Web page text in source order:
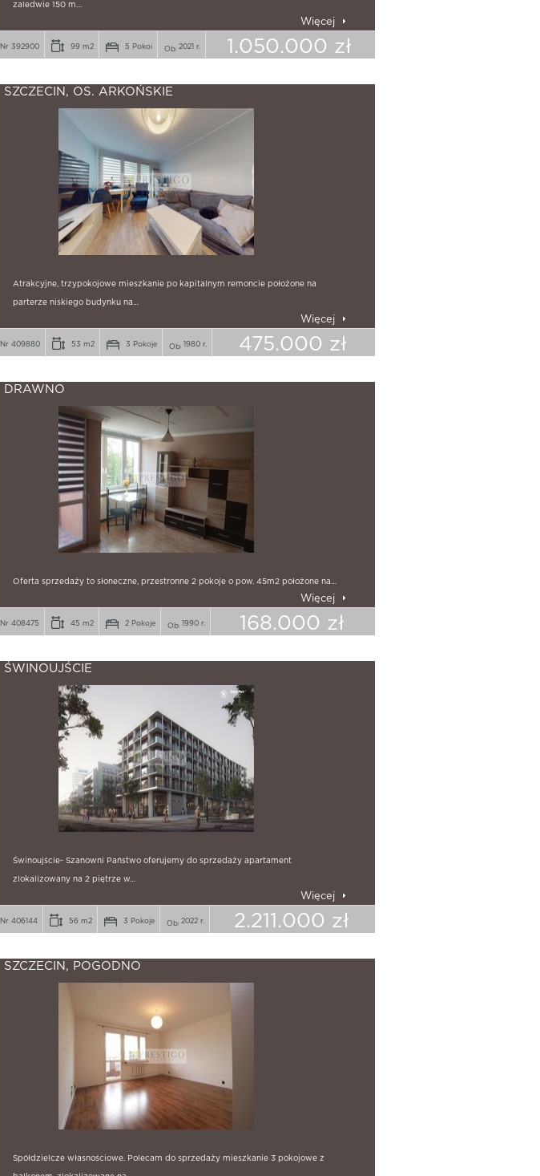
zaledwie 150 m…
Więcej
Nr 392900 99 m2 5 Pokoi 2021 r. 1.050.000 zł
SZCZECIN, OS. ARKOŃSKIE
Atrakcyjne, trzypokojowe mieszkanie po kapitalnym remoncie położone na
parterze niskiego budynku na…
Więcej
Nr 409880 53 m2 3 Pokoje 1980 r. 475.000 zł
DRAWNO
Oferta sprzedaży to słoneczne, przestronne 2 pokoje o pow. 45m2 położone na…
Więcej
Nr 408475 45 m2 2 Pokoje 1990 r. 168.000 zł
ŚWINOUJŚCIE
Świnoujście- Szanowni Państwo oferujemy do sprzedaży apartament
zlokalizowany na 2 piętrze w…
Więcej
Nr 406144 56 m2 3 Pokoje 2022 r. 2.211.000 zł
SZCZECIN, POGODNO
Spółdzielcze własnościowe. Polecam do sprzedaży mieszkanie 3 pokojowe z